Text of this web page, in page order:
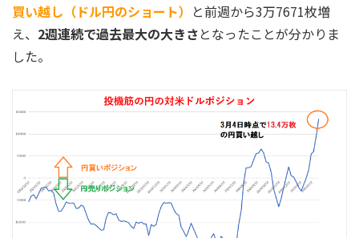
買い越し（ドル円のショート） と前週から3万7671枚増
え、 2週連続で過去最大の大きさとなったことが分かりま
した。